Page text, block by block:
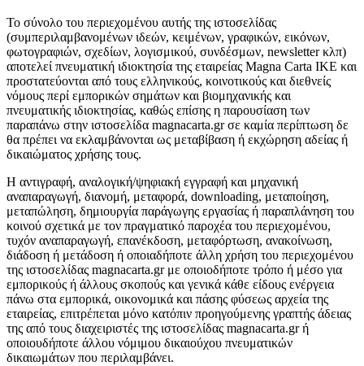
Το σύνολο του περιεχομένου αυτής της ιστοσελίδας
(συμπεριλαμβανομένων ιδεών, κειμένων, γραφικών, εικόνων,
φωτογραφιών, σχεδίων, λογισμικού, συνδέσμων, newsletter κλπ)
αποτελεί πνευματική ιδιοκτησία της εταιρείας Magna Carta IKE και
προστατεύονται από τους ελληνικούς, κοινοτικούς και διεθνείς
νόμους περί εμπορικών σημάτων και βιομηχανικής και
πνευματικής ιδιοκτησίας, καθώς επίσης η παρουσίαση των
παραπάνω στην ιστοσελίδα magnacarta.gr σε καμία περίπτωση δε
θα πρέπει να εκλαμβάνονται ως μεταβίβαση ή εκχώρηση αδείας ή
δικαιώματος χρήσης τους.
Η αντιγραφή, αναλογική/ψηφιακή εγγραφή και μηχανική
αναπαραγωγή, διανομή, μεταφορά, downloading, μεταποίηση,
μεταπώληση, δημιουργία παράγωγης εργασίας ή παραπλάνηση του
κοινού σχετικά με τον πραγματικό παροχέα του περιεχομένου,
τυχόν αναπαραγωγή, επανέκδοση, μεταφόρτωση, ανακοίνωση,
διάδοση ή μετάδοση ή οποιαδήποτε άλλη χρήση του περιεχομένου
της ιστοσελίδας magnacarta.gr με οποιοδήποτε τρόπο ή μέσο για
εμπορικούς ή άλλους σκοπούς και γενικά κάθε είδους ενέργεια
πάνω στα εμπορικά, οικονομικά και πάσης φύσεως αρχεία της
εταιρείας, επιτρέπεται μόνο κατόπιν προηγούμενης γραπτής άδειας
της από τους διαχειριστές της ιστοσελίδας magnacarta.gr ή
οποιουδήποτε άλλου νόμιμου δικαιούχου πνευματικών
δικαιωμάτων που περιλαμβάνει.